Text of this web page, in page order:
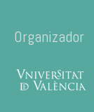
Organizador